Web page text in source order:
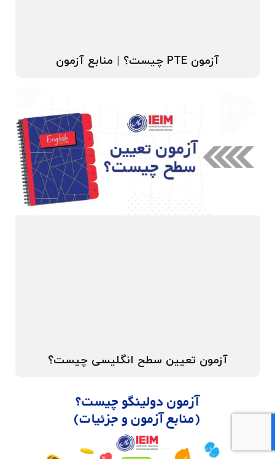
آزمون PTE چیست؟ | منابع آزمون
آزمون تعیین سطح انگلیسی چیست؟